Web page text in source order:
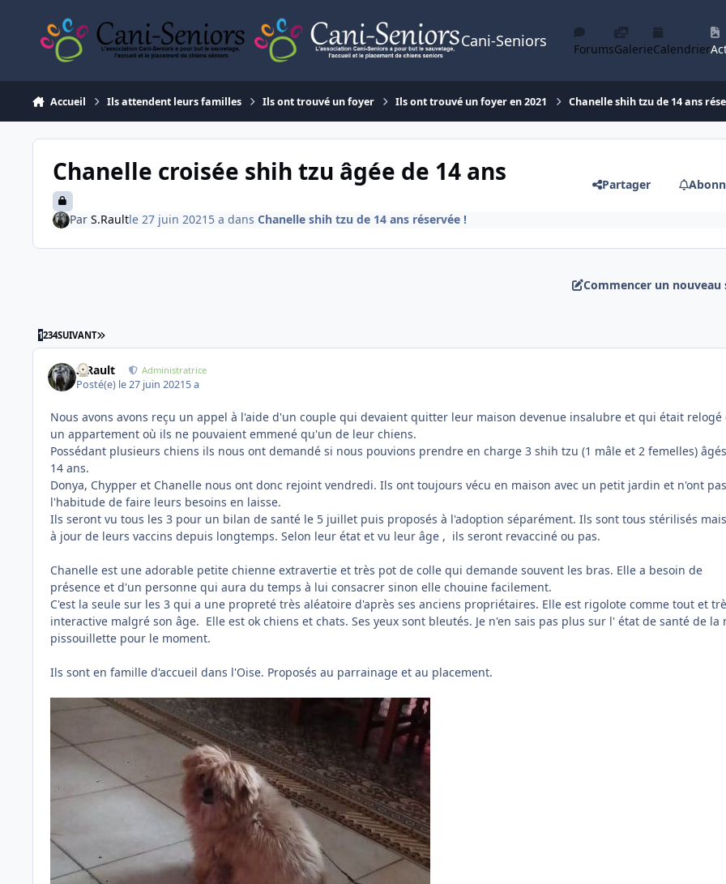
Cani-Seniors ForumsGalerieCalendrier
Accueil Ils attendent leurs familles Ils ont trouvé un foyer Ils ont trouvé un foyer en 2021 Chanelle shih tzu de 14 ans
Chanelle croisée shih tzu âgée de 14 ans Partager
Par S.Raultle 27 juin 2021 5 a dans Chanelle shih tzu de 14 ans réservée !
Commencer un nouveau
1234SUIVANT DERNIÈRE PAGE
S.Rault Administratrice
Posté(e) le 27 juin 20215 a
Nous avons avons reçu un appel à l'aide d'un couple qui devaient quitter leur maison devenue insalubre et qui était relogé
un appartement où ils ne pouvaient emmené qu'un de leur chiens.
Possédant plusieurs chiens ils nous ont demandé si nous pouvions prendre en charge 3 shih tzu (1 mâle et 2 femelles)
14 ans.
Donya, Chypper et Chanelle nous ont donc rejoint vendredi. Ils ont toujours vécu en maison avec un petit jardin et n'ont pas
l'habitude de faire leurs besoins en laisse.
Ils seront vu tous les 3 pour un bilan de santé le 5 juillet puis proposés à l'adoption séparément. Ils sont tous stérilisés
à jour de leurs vaccins depuis longtemps. Selon leur état et vu leur âge , ils seront revacciné ou pas.
Chanelle est une adorable petite chienne extravertie et très pot de colle qui demande souvent les bras. Elle a besoin de
présence et d'un personne qui aura du temps à lui consacrer sinon elle chouine facilement.
C'est la seule sur les 3 qui a une propreté très aléatoire d'après ses anciens propriétaires. Elle est rigolote comme tout et
interactive malgré son âge. Elle est ok chiens et chats. Ses yeux sont bleutés. Je n'en sais pas plus sur l' état de santé de la
pissouillette pour le moment.
Ils sont en famille d'accueil dans l'Oise. Proposés au parrainage et au placement.